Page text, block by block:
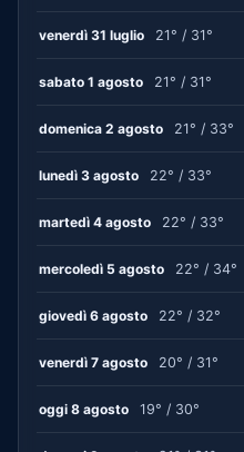
venerdì 31 luglio 21° / 31°
sabato 1 agosto 21° / 31°
domenica 2 agosto 21° / 33°
lunedì 3 agosto 22° / 33°
martedì 4 agosto 22° / 33°
mercoledì 5 agosto 22° / 34°
giovedì 6 agosto 22° / 32°
venerdì 7 agosto 20° / 31°
oggi 8 agosto 19° / 30°